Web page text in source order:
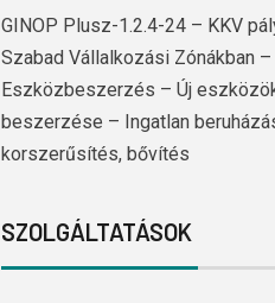
GINOP Plusz-1.2.4-24 – KKV
Szabad Vállalkozási Zónákban –
Eszközbeszerzés – Új
beszerzése – Ingatlan
korszerűsítés, bővítés
SZOLGÁLTATÁSOK